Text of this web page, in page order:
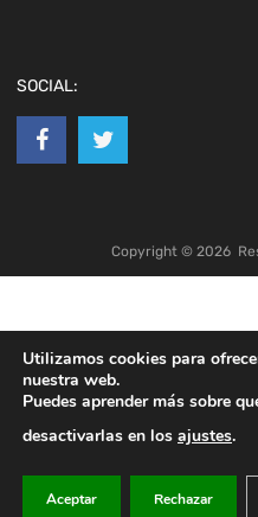
SOCIAL:
Copyright © 2026
Utilizamos cookies para
nuestra web.
Puedes aprender más sobre
desactivarlas en los ajustes.
Aceptar Rechazar